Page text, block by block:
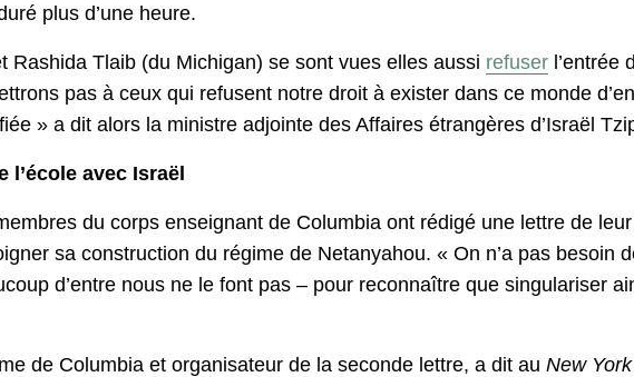
plus d’une heure.
Tlaib (du Michigan) se sont vues elles aussi refuser l’entrée
pas à ceux qui refusent notre droit à exister dans ce monde
» a dit alors la ministre adjointe des Affaires étrangères d’Israël
avec Israël
du corps enseignant de Columbia ont rédigé une lettre de
sa construction du régime de Netanyahou. « On n’a pas besoin
d’entre nous ne le font pas – pour reconnaître que singulariser
de Columbia et organisateur de la seconde lettre, a dit au New